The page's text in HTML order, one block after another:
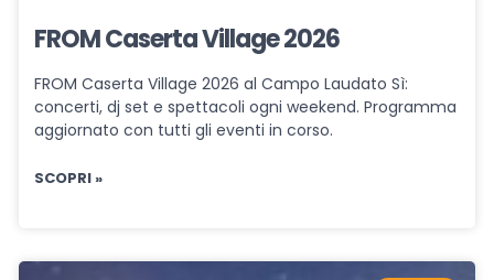
FROM Caserta Village 2026
FROM Caserta Village 2026 al Campo Laudato Sì:
concerti, dj set e spettacoli ogni weekend. Programma
aggiornato con tutti gli eventi in corso.
SCOPRI »